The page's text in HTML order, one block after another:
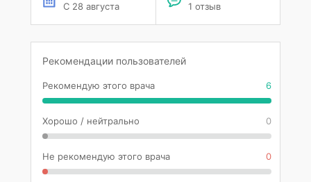
С 28 августа 1 отзыв
Рекомендации пользователей
Рекомендую этого врача 6
Хорошо / нейтрально 0
Не рекомендую этого врача 0